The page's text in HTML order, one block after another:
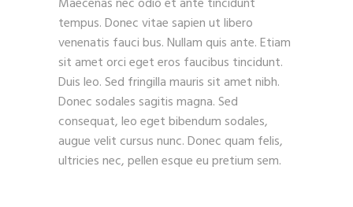
tempus. Donec vitae sapien ut libero
venenatis fauci bus. Nullam quis ante. Etiam
sit amet orci eget eros faucibus tincidunt.
Duis leo. Sed fringilla mauris sit amet nibh.
Donec sodales sagitis magna. Sed
consequat, leo eget bibendum sodales,
augue velit cursus nunc. Donec quam felis,
ultricies nec, pellen esque eu pretium sem.